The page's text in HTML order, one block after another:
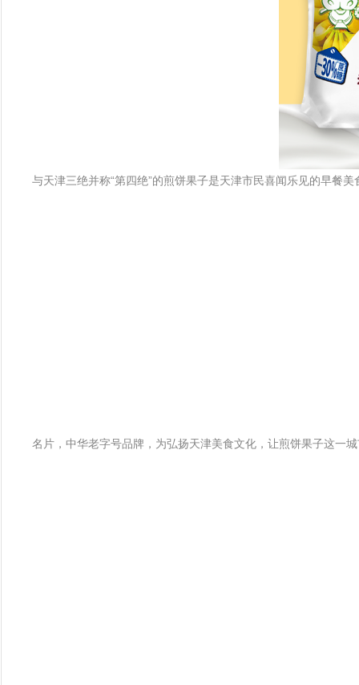
与天津三绝并称“第四绝”的煎饼果子是天津市民喜闻乐见的早餐
名片，中华老字号品牌，为弘扬天津美食文化，让煎饼果子这一